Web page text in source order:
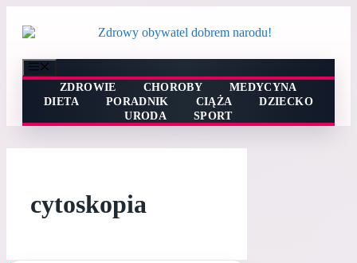
treści
ZDROWIE
CHOROBY
MEDYCYNA
DIETA
PORADNIK CIĄŻA
DZIECKO
URODA
SPORT
cytoskopia